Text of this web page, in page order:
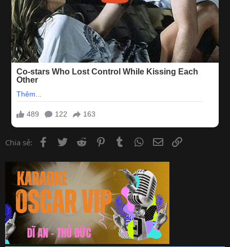
Chia sẻ: Facebook
Twitter Reddit PinterestTumblr WhatsApp
Email